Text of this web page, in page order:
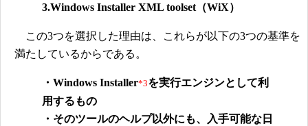
3.Windows Installer XML toolset （WiX）
この3つを選択した理由は、これらが以下の3つの基準を
満たしているからである。
・Windows Installer*3を実行エンジンとして利
用するもの
・そのツールのヘルプ以外にも、入手可能な日